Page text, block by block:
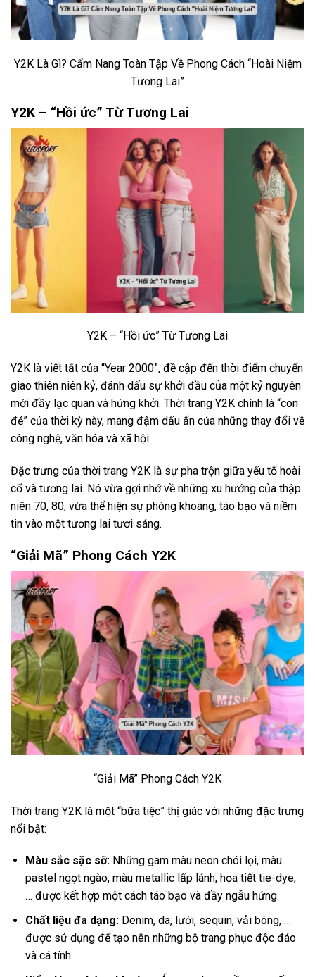
Y2K Là Gì? Cẩm Nang Toàn Tập Về Phong Cách “Hoài Niệm
Tương Lai”
Y2K – “Hồi ức” Từ Tương Lai
Y2K – “Hồi ức” Từ Tương Lai
Y2K là viết tắt của “Year 2000”, đề cập đến thời điểm chuyển
giao thiên niên kỷ, đánh dấu sự khởi đầu của một kỷ nguyên
mới đầy lạc quan và hứng khởi. Thời trang Y2K chính là “con
đẻ” của thời kỳ này, mang đậm dấu ấn của những thay đổi về
công nghệ, văn hóa và xã hội.
Đặc trưng của thời trang Y2K là sự pha trộn giữa yếu tố hoài
cổ và tương lai. Nó vừa gợi nhớ về những xu hướng của thập
niên 70, 80, vừa thể hiện sự phóng khoáng, táo bạo và niềm
tin vào một tương lai tươi sáng.
“Giải Mã” Phong Cách Y2K
“Giải Mã” Phong Cách Y2K
Thời trang Y2K là một “bữa tiệc” thị giác với những đặc trưng
nổi bật:
Màu sắc sặc sỡ:Những gam màu neon chói lọi, màu
pastel ngọt ngào, màu metallic lấp lánh, họa tiết tie-dye,
… được kết hợp một cách táo bạo và đầy ngẫu hứng.
Chất liệu đa dạng:Denim, da, lưới, sequin, vải bóng, …
được sử dụng để tạo nên những bộ trang phục độc đáo
và cá tính.